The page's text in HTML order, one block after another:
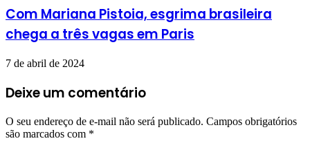
Com Mariana Pistoia, esgrima brasileira
chega a três vagas em Paris
7 de abril de 2024
Deixe um comentário
O seu endereço de e-mail não será publicado. Campos obrigatórios
são marcados com *